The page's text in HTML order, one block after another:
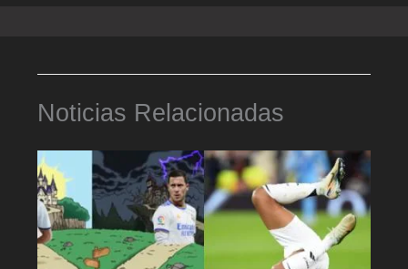
Noticias Relacionadas